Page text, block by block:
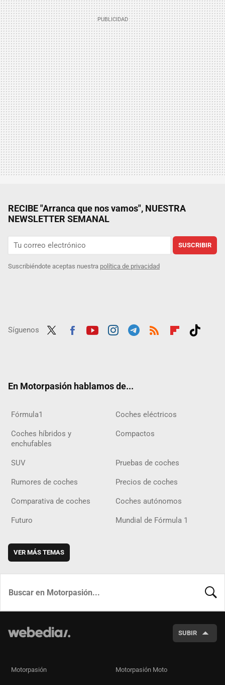
RECIBE "Arranca que nos vamos", NUESTRA
NEWSLETTER SEMANAL
SUSCRIBIR
Suscribiéndote aceptas nuestra política de privacidad
Síguenos
En Motorpasión hablamos de...
Fórmula1 Coches eléctricos
Coches híbridos y
enchufables
Compactos
SUV Pruebas de coches
Rumores de coches Precios de coches
Comparativa de coches Coches autónomos
Futuro Mundial de Fórmula 1
VER MÁS TEMAS
SUBIR
Motorpasión Motorpasión Moto